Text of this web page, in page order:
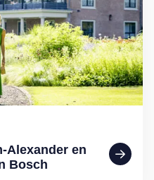
Alexander en
Bosch